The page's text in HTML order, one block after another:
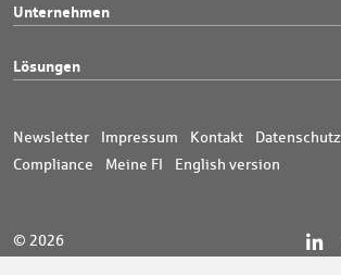
Unternehmen
Lösungen
Newsletter Impressum Kontakt Datenschutz
Compliance
Meine FI English version
© 2026